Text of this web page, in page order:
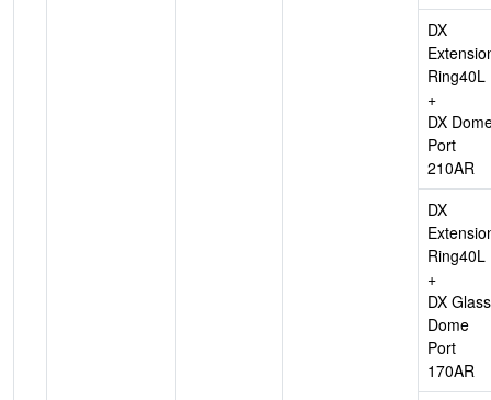
DX
Ring40L
+
DX
Port
210AR
DX
Ring40L
+
DX Glass
Dome
Port
170AR